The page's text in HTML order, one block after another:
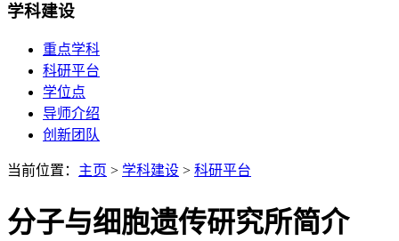
学科建设
重点学科
科研平台
学位点
导师介绍
创新团队
当前位置： 主页 > 学科建设 > 科研平台
分子与细胞遗传研究所简介